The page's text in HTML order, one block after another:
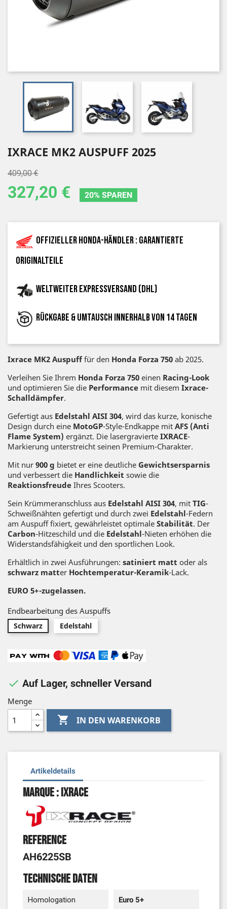
IXRACE MK2 AUSPUFF 2025
409,00 €
327,20 € 20% SPAREN
Offizieller Honda-Händler : garantierte
Originalteile
Weltweiter Expressversand (DHL)
Rückgabe & Umtausch innerhalb von 14 Tagen
Ixrace MK2 Auspufffür den Honda Forza 750 ab 2025.
Verleihen Sie Ihrem Honda Forza 750 einen Racing-Look
und optimieren Sie die Performance mit diesem Ixrace-
Schalldämpfer.
Gefertigt aus Edelstahl AISI 304, wird das kurze, konische
Design durch eine MotoGP-Style-Endkappe mit AFS (Anti
Flame System) ergänzt. Die lasergravierte IXRACE-
Markierung unterstreicht seinen Premium-Charakter.
Mit nur 900 g bietet er eine deutliche Gewichtsersparnis
und verbessert die Handlichkeit sowie die
Reaktionsfreude Ihres Scooters.
Sein Krümmeranschluss aus Edelstahl AISI 304, mit TIG-
Schweißnähten gefertigt und durch zwei Edelstahl-Federn
am Auspuff fixiert, gewährleistet optimale Stabilität. Der
Carbon-Hitzeschild und die Edelstahl-Nieten erhöhen die
Widerstandsfähigkeit und den sportlichen Look.
Erhältlich in zwei Ausführungen: satiniert matt oder als
schwarz matter Hochtemperatur-Keramik-Lack.
EURO 5+-zugelassen.
Endbearbeitung des Auspuffs
Schwarz Edelstahl
 Auf Lager, schneller Versand
Menge
 IN DEN WARENKORB
Artikeldetails
Marque : Ixrace
Reference
AH6225SB
Technische Daten
Homologation Euro 5+